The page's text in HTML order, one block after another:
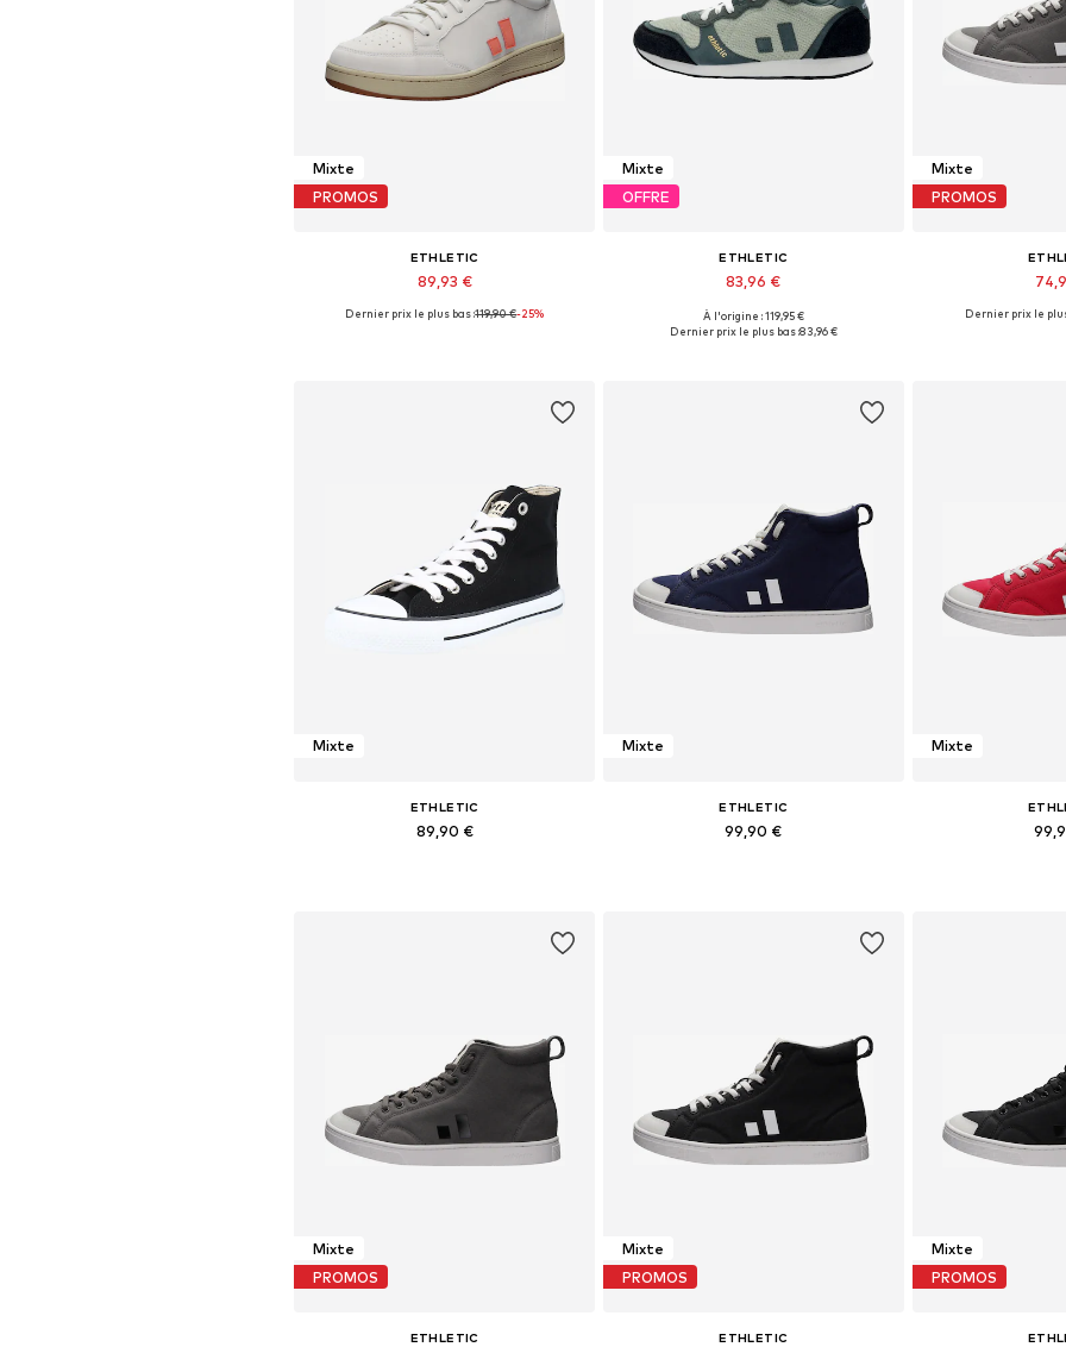
Mixte
PROMOS
ETHLETIC
89,93 €
Tailles disponibles: 37, 38, 39, 40, 41, 42
Dernier prix le plus bas :119,90 €-25%
Mixte
OFFRE
ETHLETIC
83,96 €
Tailles disponibles: 36, 37, 44
À l'origine : 119,95 €
Dernier prix le plus bas :83,96 €
Mixte
PROMOS
Disponible en
Dernier prix le
Mixte
ETHLETIC
89,90 €
Mixte
ETHLETIC
99,90 €
Mixte
Mixte
PROMOS
ETHLETIC
Mixte
PROMOS
ETHLETIC
Mixte
PROMOS